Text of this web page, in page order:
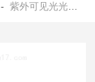
-紫外可见光光度计